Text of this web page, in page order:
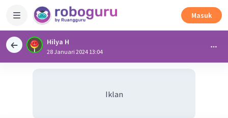
Masuk
Hilya H
28 Januari 2024 13:04
Iklan